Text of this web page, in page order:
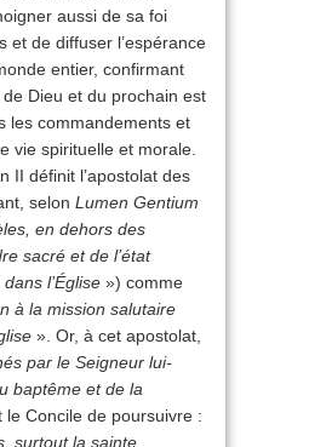
aussi de sa foi
et de diffuser l’espérance
entier, confirmant
de Dieu et du prochain est
les commandements et
vie spirituelle et morale.
II définit l’apostolat des
selon Lumen Gentium
en dehors des
sacré et de l’état
l’Église ») comme
à la mission salutaire
». Or, à cet apostolat,
par le Seigneur lui-
baptême et de la
le Concile de poursuivre :
surtout la sainte